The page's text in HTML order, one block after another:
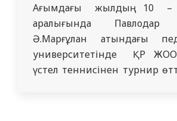
Ағымдағы жылдың 10 –
аралығында Павлодар
Ә.Марғұлан атындағы
университетінде ҚР
үстел теннисінен турнир